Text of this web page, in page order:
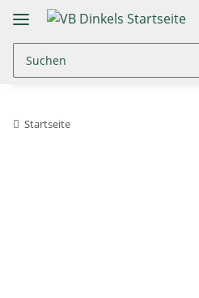
Startseite